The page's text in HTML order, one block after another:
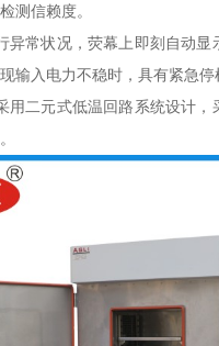
测信赖度。
异常状况，荧幕上即刻自动显
输入电力不稳时，具有紧急停
用二元式低温回路系统设计，